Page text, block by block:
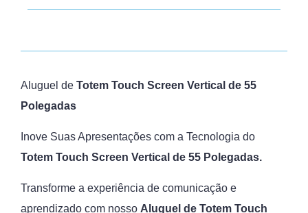
Aluguel de Totem Touch Screen Vertical de 55
Polegadas
Inove Suas Apresentações com a Tecnologia do
Totem Touch Screen Vertical de 55 Polegadas.
Transforme a experiência de comunicação e
aprendizado com nosso Aluguel de Totem Touch